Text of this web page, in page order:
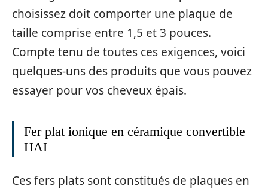
choisissez doit comporter une plaque de
taille comprise entre 1,5 et 3 pouces.
Compte tenu de toutes ces exigences, voici
quelques-uns des produits que vous pouvez
essayer pour vos cheveux épais.
Fer plat ionique en céramique convertible
HAI
Ces fers plats sont constitués de plaques en